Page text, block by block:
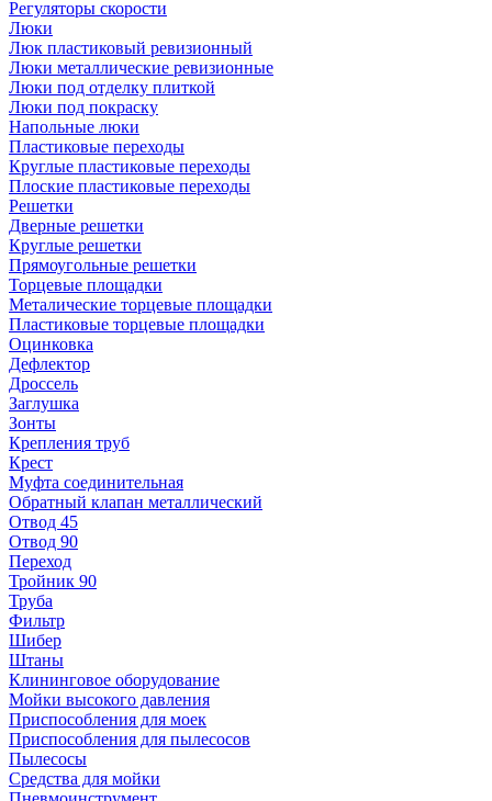
Регуляторы скорости
Люки
Люк пластиковый ревизионный
Люки металлические ревизионные
Люки под отделку плиткой
Люки под покраску
Напольные люки
Пластиковые переходы
Круглые пластиковые переходы
Плоские пластиковые переходы
Решетки
Дверные решетки
Круглые решетки
Прямоугольные решетки
Торцевые площадки
Металические торцевые площадки
Пластиковые торцевые площадки
Оцинковка
Дефлектор
Дроссель
Заглушка
Зонты
Крепления труб
Крест
Муфта соединительная
Обратный клапан металлический
Отвод 45
Отвод 90
Переход
Тройник 90
Труба
Фильтр
Шибер
Штаны
Клининговое оборудование
Мойки высокого давления
Приспособления для моек
Приспособления для пылесосов
Пылесосы
Средства для мойки